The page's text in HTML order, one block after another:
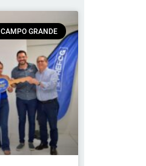
CAMPO GRANDE